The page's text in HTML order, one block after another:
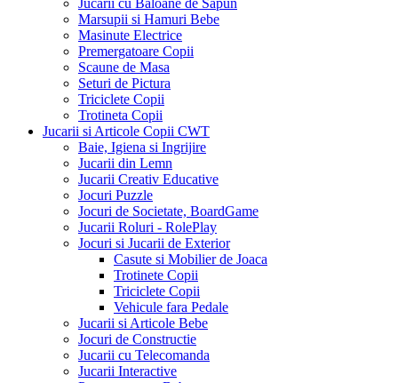
Jucarii cu Baloane de Sapun
Marsupii si Hamuri Bebe
Masinute Electrice
Premergatoare Copii
Scaune de Masa
Seturi de Pictura
Triciclete Copii
Trotineta Copii
Jucarii si Articole Copii CWT
Baie, Igiena si Ingrijire
Jucarii din Lemn
Jucarii Creativ Educative
Jocuri Puzzle
Jocuri de Societate, BoardGame
Jucarii Roluri - RolePlay
Jocuri si Jucarii de Exterior
Casute si Mobilier de Joaca
Trotinete Copii
Triciclete Copii
Vehicule fara Pedale
Jucarii si Articole Bebe
Jocuri de Constructie
Jucarii cu Telecomanda
Jucarii Interactive